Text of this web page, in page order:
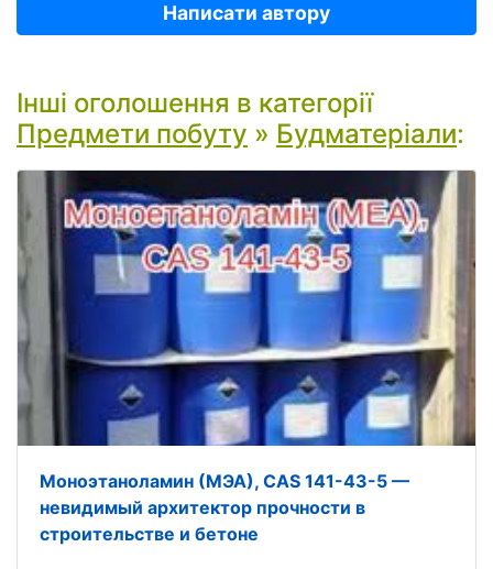
Написати автору
Інші оголошення в категорії
Предмети побуту » Будматеріали:
Моноэтаноламин (МЭА), CAS 141-43-5 —
невидимый архитектор прочности в
строительстве и бетоне